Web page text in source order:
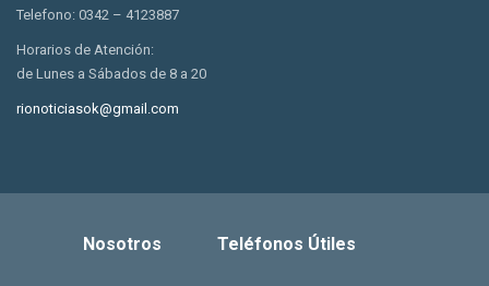
Telefono: 0342 – 4123887
Horarios de Atención:
de Lunes a Sábados de 8 a 20
rionoticiasok@gmail.com
Nosotros Teléfonos Útiles